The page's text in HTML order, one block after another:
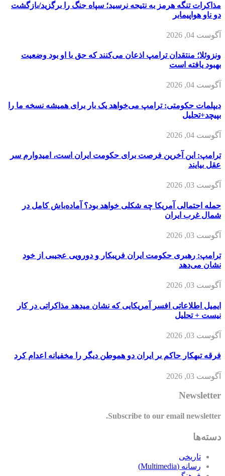
مذاکرات تنگه هرمز به نتیجه نرسید؛ سپاه جنگ را برگزید/بازگشت
دو ناو هواپیمابر
آگوست 04, 2026
ونزوئلا؛ منتقدان ترامپ اذعان می‌کنند که حق با او بود وضعیت
بهبود یافته است
آگوست 04, 2026
دیپلمات حکومتی: ترامپ می‌خواهد یک بار برای همیشه نسخه ما را
بپیچد+تحلیل
آگوست 04, 2026
ترامپ: این آخرین فرصت برای حکومت ایران است، امیدوارم سر
عقل بیایند
آگوست 03, 2026
حمله احتمالی آمریکا چه شکلی خواهد بود؟ آماده‌باش کامل در
شمال غرب ایران
آگوست 03, 2026
ترامپ: رهبری حکومت ایران فریبکار و دورویی عجیبی از خود
نشان می‌دهد
آگوست 03, 2026
ایمیل اطلاعاتی افسر آمریکایی که نشان میدهد مذاکراتی در کار
نیست + تحلیل
آگوست 03, 2026
فرقه تبهکار حاکم بر ایران دو هموطن دیگر را مخفیانه اعدام کرد
آگوست 03, 2026
Newsletter
Subscribe to our email newsletter.
دسته‌ها
تاریخی
رسانه (Multimedia)